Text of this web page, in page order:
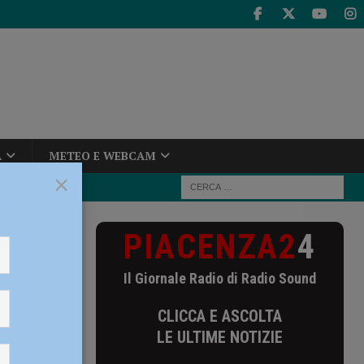
METEO E WEBCAM
PIACENZA24
Il Giornale Radio di Radio Sound
CLICCA E ASCOLTA
LE ULTIME NOTIZIE
×